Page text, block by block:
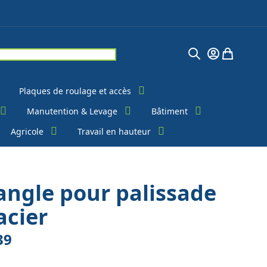
Chercher
Mon Compte
Mon
Plaques de roulage et accès
Manutention & Levage
Bâtiment
Agricole
Travail en hauteur
pour palissade